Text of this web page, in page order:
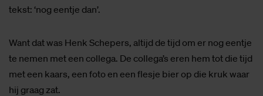
tekst: ‘nog eentje dan’.
Want dat was Henk Schepers, altijd de tijd om er nog eentje
te nemen met een collega. De collega’s eren hem tot die tijd
met een kaars, een foto en een flesje bier op die kruk waar
hij graag zat.